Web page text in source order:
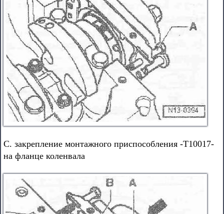
С. закрепление монтажного приспособления -Т10017-
на фланце коленвала